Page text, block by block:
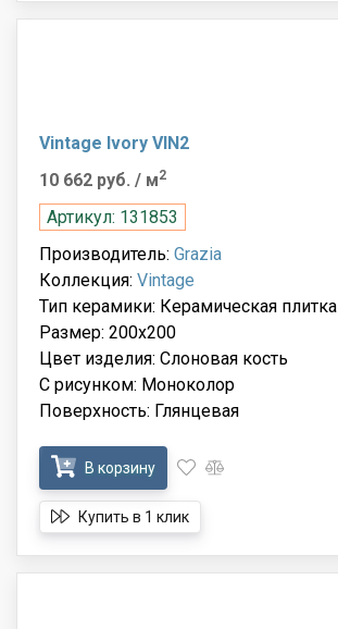
Vintage Ivory VIN2
10 662 руб. / м2
Артикул: 131853
Производитель: Grazia
Коллекция: Vintage
Тип керамики: Керамическая плитка
Размер: 200x200
Цвет изделия: Слоновая кость
С рисунком: Моноколор
Поверхность: Глянцевая
В корзину
Купить в 1 клик